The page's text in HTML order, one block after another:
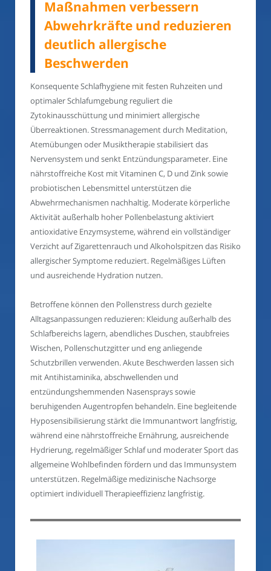
Maßnahmen verbessern
Abwehrkräfte und reduzieren
deutlich allergische
Beschwerden
Konsequente Schlafhygiene mit festen Ruhzeiten und
optimaler Schlafumgebung reguliert die
Zytokinausschüttung und minimiert allergische
Überreaktionen. Stressmanagement durch Meditation,
Atemübungen oder Musiktherapie stabilisiert das
Nervensystem und senkt Entzündungsparameter. Eine
nährstoffreiche Kost mit Vitaminen C, D und Zink sowie
probiotischen Lebensmittel unterstützen die
Abwehrmechanismen nachhaltig. Moderate körperliche
Aktivität außerhalb hoher Pollenbelastung aktiviert
antioxidative Enzymsysteme, während ein vollständiger
Verzicht auf Zigarettenrauch und Alkoholspitzen das Risiko
allergischer Symptome reduziert. Regelmäßiges Lüften
und ausreichende Hydration nutzen.
Betroffene können den Pollenstress durch gezielte
Alltagsanpassungen reduzieren: Kleidung außerhalb des
Schlafbereichs lagern, abendliches Duschen, staubfreies
Wischen, Pollenschutzgitter und eng anliegende
Schutzbrillen verwenden. Akute Beschwerden lassen sich
mit Antihistaminika, abschwellenden und
entzündungshemmenden Nasensprays sowie
beruhigenden Augentropfen behandeln. Eine begleitende
Hyposensibilisierung stärkt die Immunantwort langfristig,
während eine nährstoffreiche Ernährung, ausreichende
Hydrierung, regelmäßiger Schlaf und moderater Sport das
allgemeine Wohlbefinden fördern und das Immunsystem
unterstützen. Regelmäßige medizinische Nachsorge
optimiert individuell Therapieeffizienz langfristig.